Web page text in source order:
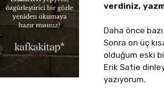
verdiniz,
Daha önce
Sonra on üç
olduğum eski
Erik Satie
yazıyorum.